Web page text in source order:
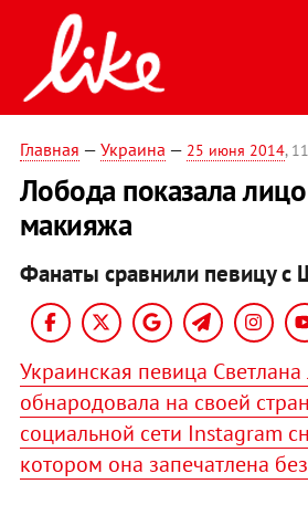
Главная — Украина — 25 июня 2014,
Лобода показала
макияжа
Фанаты сравнили певицу с
Украинская певица
обнародовала на своей
социальной сети Instagram
котором она запечатлена